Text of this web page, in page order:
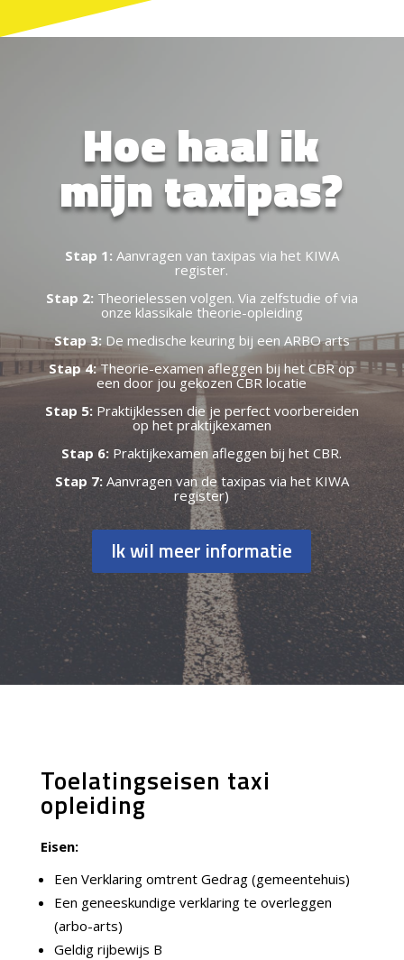
Hoe haal ik
mijn taxipas?
Stap 1: Aanvragen van taxipas via het KIWA
register.
Stap 2: Theorielessen volgen. Via zelfstudie of via
onze klassikale theorie-opleiding
Stap 3: De medische keuring bij een ARBO arts
Stap 4:Theorie-examen afleggen bij het CBR op
een door jou gekozen CBR locatie
Stap 5: Praktijklessen die je perfect voorbereiden
op het praktijkexamen
Stap 6: Praktijkexamen afleggen bij het CBR.
Stap 7: Aanvragen van de taxipas via het KIWA
register)
Ik wil meer informatie
Toelatingseisen taxi
opleiding
Eisen:
Een Verklaring omtrent Gedrag (gemeentehuis)
Een geneeskundige verklaring te overleggen
(arbo-arts)
Geldig rijbewijs B